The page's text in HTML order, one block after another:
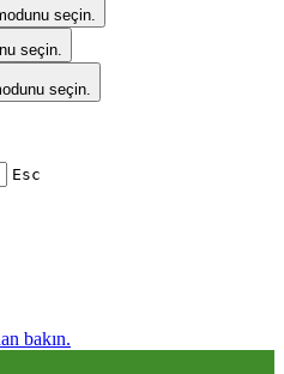
seçin.
seçin.
seçin.
Esc
bakın.